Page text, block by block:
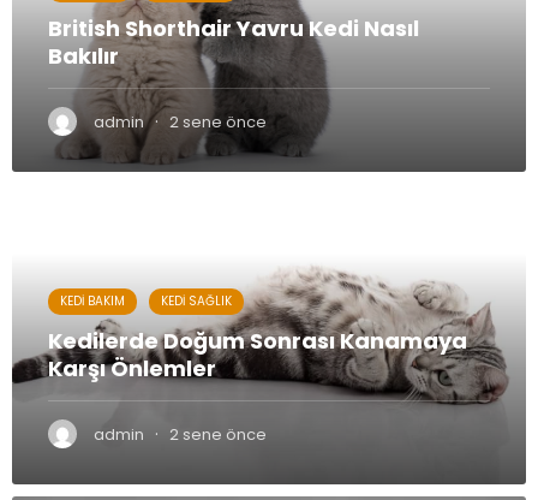
British Shorthair Yavru Kedi Nasıl
Bakılır
British Shorthair yavru kedi arayışı, kedi sahiplenmek isteyen
kişiler tarafından sıklıkla gerçekleştirilmektedir. İngiltere
kökenli olan bu kediler, görünüşleri ve sakin...
admin · 2 sene önce
KEDI BAKIM KEDI SAĞLIK
Kedilerde Doğum Sonrası Kanamaya
Karşı Önlemler
Kedilerde Doğum Sonrası Kanamaya Karşı Önlemler
Kedilerde doğum sonrası hem anne hem de bebeğin
hayatının en önemli ve özel anlarından...
admin · 2 sene önce